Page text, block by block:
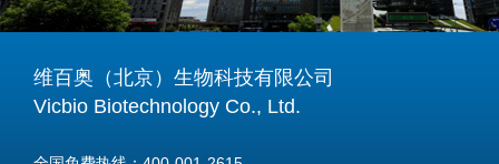
维百奥（北京）生物科技有限公司
Vicbio Biotechnology Co., Ltd.